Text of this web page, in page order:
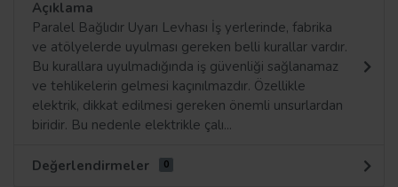
Açıklama
Paralel Bağlıdır Uyarı Levhası İş yerlerinde, fabrika
ve atölyelerde uyulması gereken belli kurallar vardır.
Bu kurallara uyulmadığında iş güvenliği sağlanamaz
ve tehlikelerin gelmesi kaçınılmazdır. Özellikle
elektrik, dikkat edilmesi gereken önemli unsurlardan
biridir. Bu nedenle elektrikle çalı...
Değerlendirmeler 0